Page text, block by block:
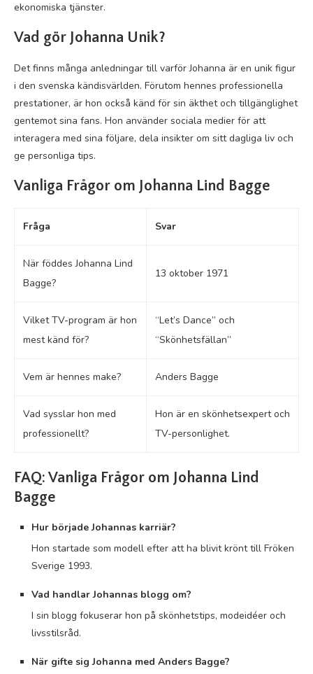
ekonomiska tjänster.
Vad gör Johanna Unik?
Det finns många anledningar till varför Johanna är en unik figur
i den svenska kändisvärlden. Förutom hennes professionella
prestationer, är hon också känd för sin äkthet och tillgänglighet
gentemot sina fans. Hon använder sociala medier för att
interagera med sina följare, dela insikter om sitt dagliga liv och
ge personliga tips.
Vanliga Frågor om Johanna Lind Bagge
Fråga Svar
När föddes Johanna Lind
Bagge?
13 oktober 1971
Vilket TV-program är hon
mest känd för?
“Let’s Dance” och
“Skönhetsfällan”
Vem är hennes make? Anders Bagge
Vad sysslar hon med
professionellt?
Hon är en skönhetsexpert och
TV-personlighet.
FAQ: Vanliga Frågor om Johanna Lind
Bagge
Hur började Johannas karriär?
Hon startade som modell efter att ha blivit krönt till Fröken
Sverige 1993.
Vad handlar Johannas blogg om?
I sin blogg fokuserar hon på skönhetstips, modeidéer och
livsstilsråd.
När gifte sig Johanna med Anders Bagge?